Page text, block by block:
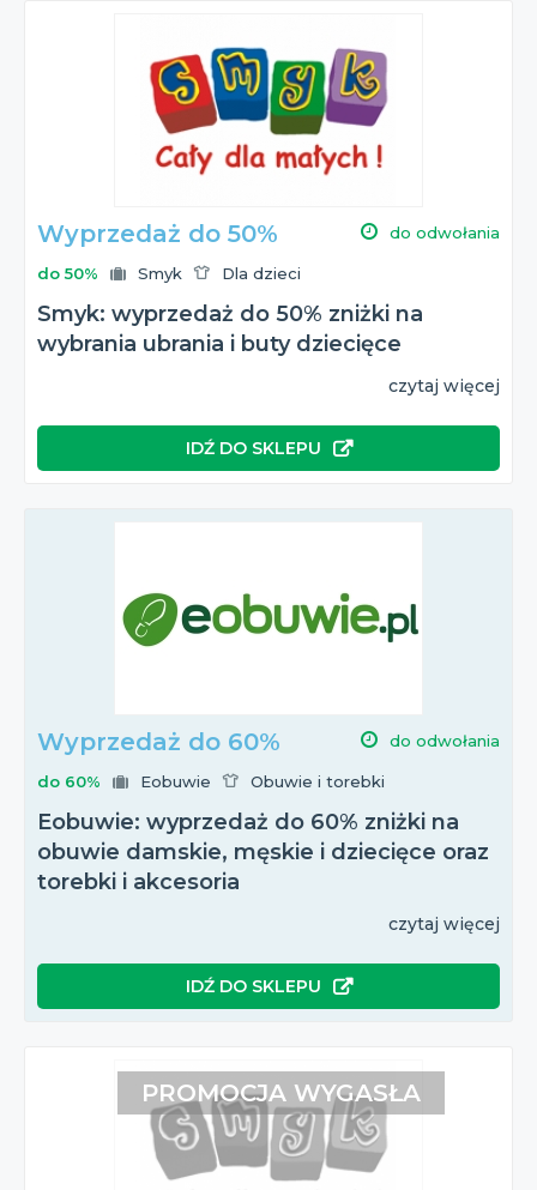
Wyprzedaż do 50% do odwołania
do 50% Smyk Dla dzieci
Smyk: wyprzedaż do 50% zniżki na
wybrania ubrania i buty dziecięce
czytaj więcej
IDŹ DO SKLEPU
Wyprzedaż do 60% do odwołania
do 60% Eobuwie Obuwie i torebki
Eobuwie: wyprzedaż do 60% zniżki na
obuwie damskie, męskie i dziecięce oraz
torebki i akcesoria
czytaj więcej
IDŹ DO SKLEPU
PROMOCJA WYGASŁA